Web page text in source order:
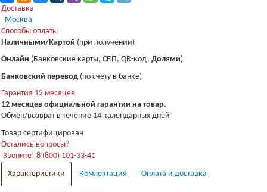
Доставка
Москва
Загрузка...
Способы оплаты
Наличными/Картой (при получении)
Онлайн (Банковские карты, СБП, QR-код, Долями)
Банковский перевод (по счету в банке)
Гарантия 12 месяцев
12 месяцев официальной гарантии на товар.
Обмен/возврат в течение 14 календарных дней
Товар сертифицирован
Остались вопросы?
Звоните! 8 (800) 101-33-41
Характеристики
Комлектация Оплата и доставка